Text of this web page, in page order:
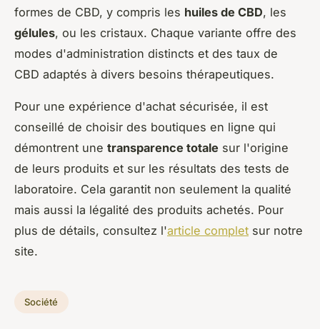
formes de CBD, y compris les huiles de CBD, les
gélules, ou les cristaux. Chaque variante offre des
modes d'administration distincts et des taux de
CBD adaptés à divers besoins thérapeutiques.
Pour une expérience d'achat sécurisée, il est
conseillé de choisir des boutiques en ligne qui
démontrent une transparence totale sur l'origine
de leurs produits et sur les résultats des tests de
laboratoire. Cela garantit non seulement la qualité
mais aussi la légalité des produits achetés. Pour
plus de détails, consultez l'article complet sur notre
site.
Société